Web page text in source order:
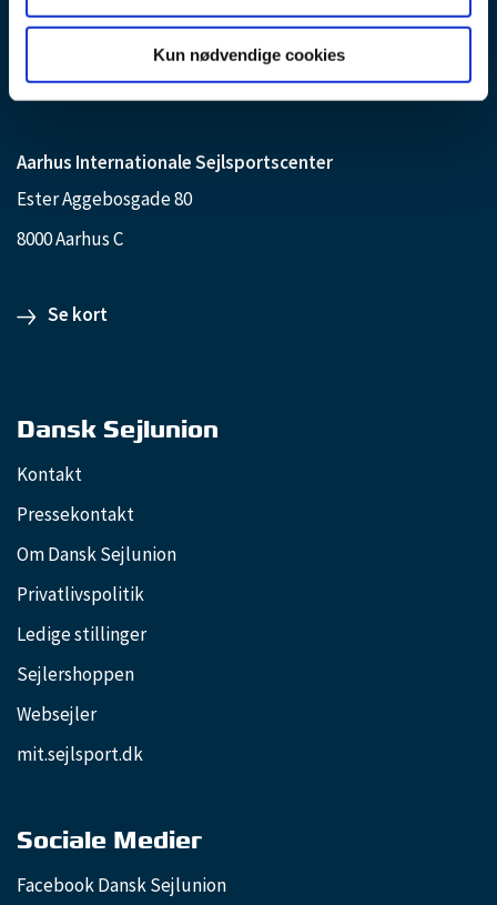
Kun nødvendige cookies
mandag-torsdag: 09.00-15.00 fredag: 09.00-14.00
Se kort
Aarhus Internationale Sejlsportscenter
Ester Aggebosgade 80
8000 Aarhus C
Se kort
Dansk Sejlunion
Kontakt
Pressekontakt
Om Dansk Sejlunion
Privatlivspolitik
Ledige stillinger
Sejlershoppen
Websejler
mit.sejlsport.dk
Sociale Medier
Facebook Dansk Sejlunion